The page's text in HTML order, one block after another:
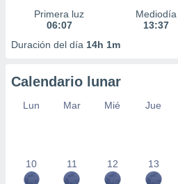
Primera luz
06:07
Mediodía
13:37
Duración del día 14h 1m
Calendario lunar
Lun Mar Mié Jue
10 11 12 13